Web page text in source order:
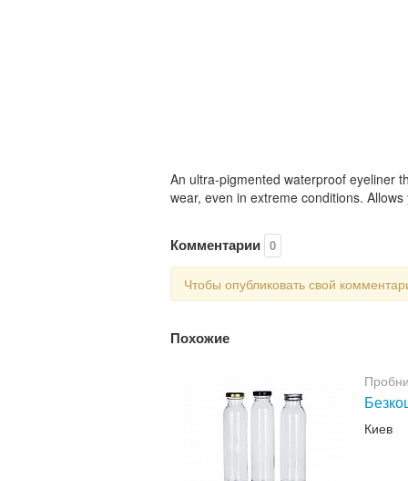
An ultra-pigmented waterproof eyeliner
wear, even in extreme conditions.
Комментарии 0
Чтобы опубликовать свой
Похожие
Киев